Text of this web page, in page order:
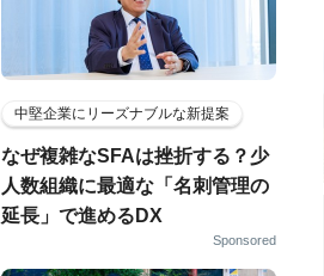
中堅企業にリーズナブルな新提案
なぜ複雑なSFAは挫折する？少
人数組織に最適な「名刺管理の
延長」で進めるDX
Sponsored